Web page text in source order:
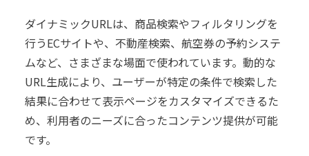
ダイナミックURLは、商品検索やフィルタリングを
行うECサイトや、不動産検索、航空券の予約システ
ムなど、さまざまな場面で使われています。動的な
URL生成により、ユーザーが特定の条件で検索した
結果に合わせて表示ページをカスタマイズできるた
め、利用者のニーズに合ったコンテンツ提供が可能
です。